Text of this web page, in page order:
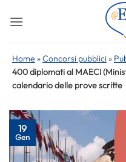
Home »Concorsi pubblici »
400 diplomati al MAECI
calendario delle prove scritte
19
Gen